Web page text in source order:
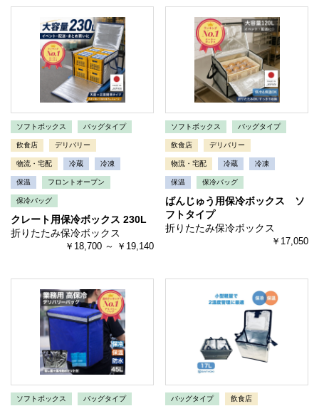
ソフトボックス バッグタイプ
飲食店 デリバリー
物流・宅配 冷蔵 冷凍
保温 フロントオープン
保冷バッグ
クレート用保冷ボックス 230L
折りたたみ保冷ボックス
￥18,700 ～ ￥19,140
ソフトボックス バッグタイプ
飲食店 デリバリー
物流・宅配 冷蔵 冷凍
保温 保冷バッグ
ばんじゅう用保冷ボックス ソ
フトタイプ
折りたたみ保冷ボックス
￥17,050
ソフトボックス バッグタイプ バッグタイプ 飲食店